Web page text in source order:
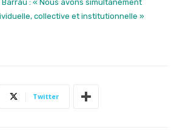
: « Nous avons simultanément
collective et institutionnelle »
Twitter